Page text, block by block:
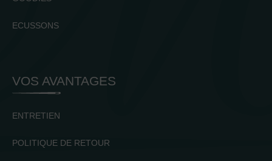
ECUSSONS
VOS AVANTAGES
ENTRETIEN
POLITIQUE DE RETOUR